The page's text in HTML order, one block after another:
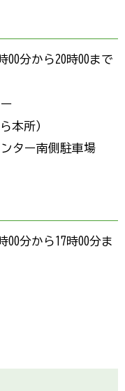
00分から20時00まで
本所）
ター南側駐車場
00分から17時00分ま